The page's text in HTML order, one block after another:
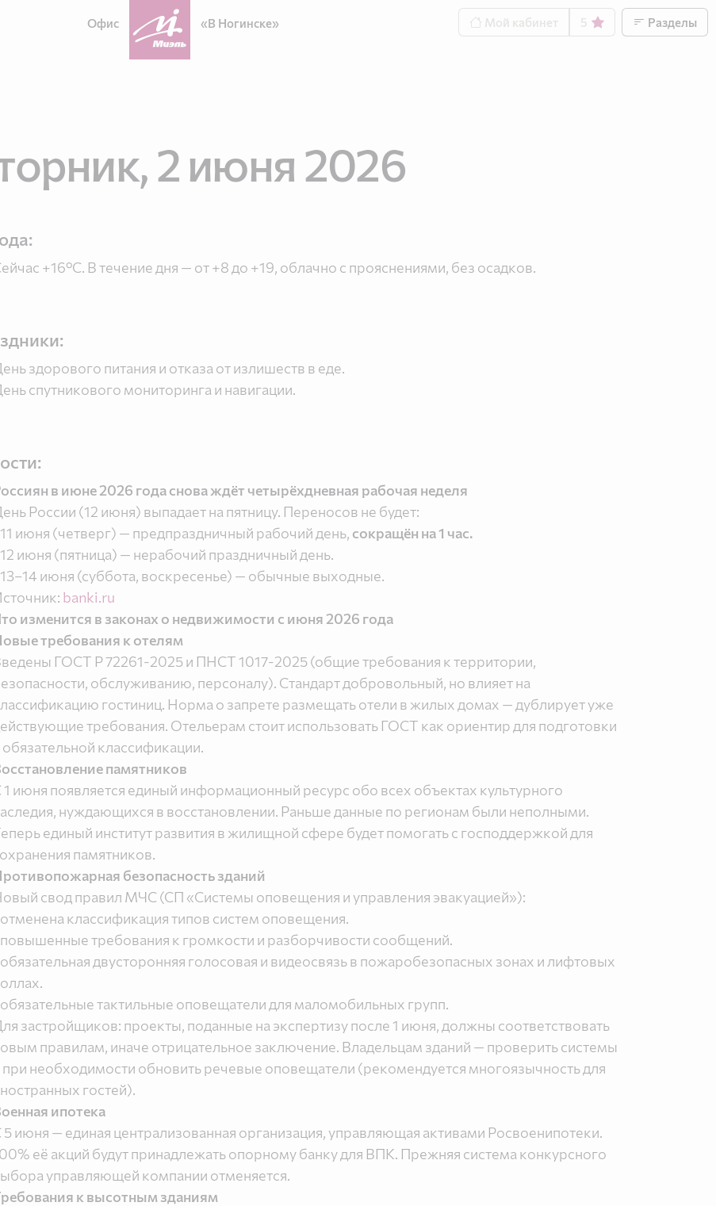
Мой кабинет 5 Разделы
Офис «В Ногинске»
2 июня 2026
+16°C. В течение дня — от +8 до +19, облачно с прояснениями, без осадков.
здорового питания и отказа от излишеств в еде.
спутникового мониторинга и навигации.
в июне 2026 года снова ждёт четырёхдневная рабочая неделя
России (12 июня) выпадает на пятницу. Переносов не будет:
11 июня (четверг) — предпраздничный рабочий день, сокращён на 1 час.
12 июня (пятница) — нерабочий праздничный день.
13–14 июня (суббота, воскресенье) — обычные выходные.
banki.ru
изменится в законах о недвижимости с июня 2026 года
требования к отелям
ГОСТ Р 72261-2025 и ПНСТ 1017-2025 (общие требования к территории,
обслуживанию, персоналу). Стандарт добровольный, но влияет на
гостиниц. Норма о запрете размещать отели в жилых домах — дублирует уже
требования. Отельерам стоит использовать ГОСТ как ориентир для подготовки
обязательной классификации.
памятников
1 июня появляется единый информационный ресурс обо всех объектах культурного
нуждающихся в восстановлении. Раньше данные по регионам были неполными.
единый институт развития в жилищной сфере будет помогать с господдержкой для
памятников.
безопасность зданий
свод правил МЧС (СП «Системы оповещения и управления эвакуацией»):
отменена классификация типов систем оповещения.
повышенные требования к громкости и разборчивости сообщений.
обязательная двусторонняя голосовая и видеосвязь в пожаробезопасных зонах и лифтовых
обязательные тактильные оповещатели для маломобильных групп.
застройщиков: проекты, поданные на экспертизу после 1 июня, должны соответствовать
правилам, иначе отрицательное заключение. Владельцам зданий — проверить системы
при необходимости обновить речевые оповещатели (рекомендуется многоязычность для
гостей).
ипотека
5 июня — единая централизованная организация, управляющая активами Росвоенипотеки.
её акций будут принадлежать опорному банку для ВПК. Прежняя система конкурсного
управляющей компании отменяется.
к высотным зданиям